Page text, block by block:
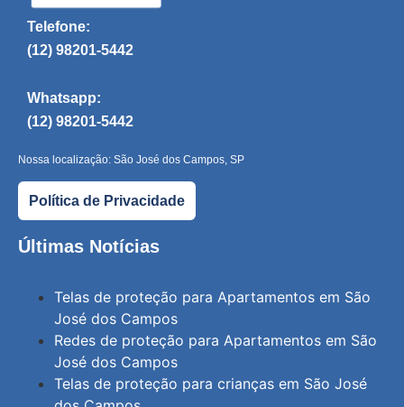
Telefone:
(12) 98201-5442
Whatsapp:
(12) 98201-5442
Nossa localização: São José dos Campos, SP
Política de Privacidade
Últimas Notícias
Telas de proteção para Apartamentos em São
José dos Campos
Redes de proteção para Apartamentos em São
José dos Campos
Telas de proteção para crianças em São José